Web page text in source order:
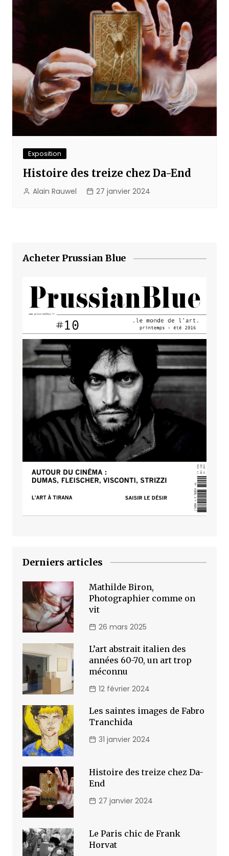
Exposition
Histoire des treize chez Da-End
Alain Rauwel 27 janvier 2024
Acheter Prussian Blue
Derniers articles
Mathilde Biron,
Photographier comme on
vit
26 mars 2025
L’art abstrait italien des
années 60-70, un art trop
méconnu
12 février 2024
Les saintes images de Fabro
Tranchida
31 janvier 2024
Histoire des treize chez Da-
End
27 janvier 2024
Le Paris chic de Frank
Horvat